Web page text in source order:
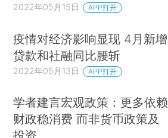
2022年05月15日 APP打开
疫情对经济影响显现 4月新增
贷款和社融同比腰斩
2022年05月13日 APP打开
学者建言宏观政策：更多依赖
财政稳消费 而非货币政策及